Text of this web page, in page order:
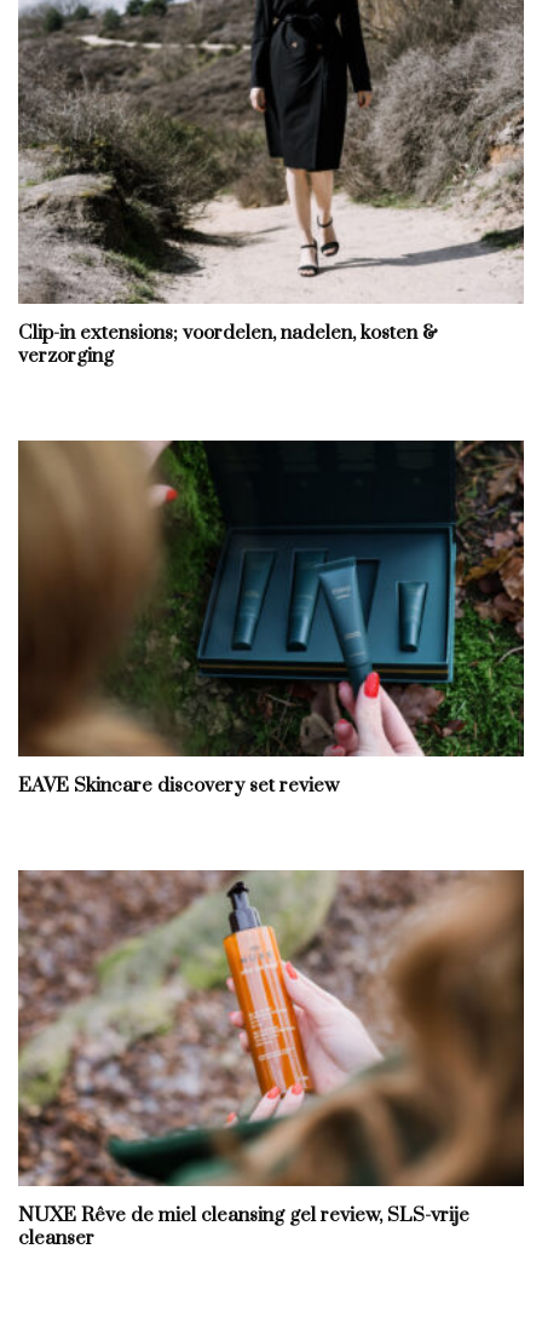
Clip-in extensions; voordelen, nadelen, kosten &
verzorging
EAVE Skincare discovery set review
NUXE Rêve de miel cleansing gel review, SLS-vrije
cleanser